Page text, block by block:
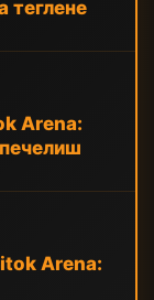
теглене
Arena:
Arena: